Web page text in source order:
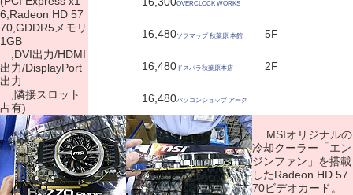
6,Radeon HD 57
70,GDDR5メモリ
1GB
,DVI出力/HDMI
出力/DisplayPort
出力
,隣接スロット
占有)
OVERCLOCK WORKS
16,480ソフマップ 秋葉原 本館 5F
16,480 ドスパラ秋葉原本店 2F
16,480パソコンショップ アーク
MSIオリジナルの
冷却クーラー「エン
ジンファン」を搭載
したRadeon HD 57
70ビデオカード。